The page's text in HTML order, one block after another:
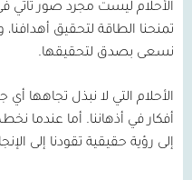
الأحلام ليست مجرد صور تأتي
تمنحنا الطاقة لتحقيق أهدافنا،
نسعى بصدق لتحقيقها.
الأحلام التي لا نبذل تجاهها
أفكار في أذهاننا. أما عندما
إلى رؤية حقيقية تقودنا إلى